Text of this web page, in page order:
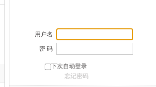
用户名
密 码
下次自动登录
忘记密码